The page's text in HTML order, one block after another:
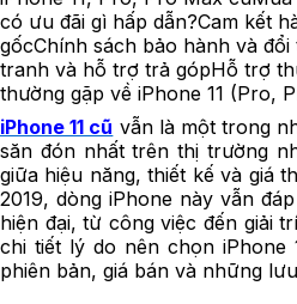
có ưu đãi gì hấp dẫn?Cam kết
gốcChính sách bảo hành và
tranh và hỗ trợ trả gópHỗ trợ
thường gặp về iPhone 11 (Pro,
iPhone 11 cũ vẫn là một trong
săn đón nhất trên thị trường
giữa hiệu năng, thiết kế và giá
2019, dòng iPhone này vẫn
hiện đại, từ công việc đến giải
chi tiết lý do nên chọn iPhone
phiên bản, giá bán và những